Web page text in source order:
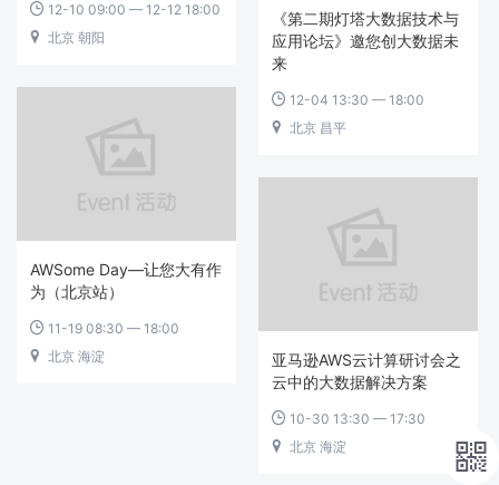
 12-10 09:00 — 12-12 18:00
 北京 朝阳
《第二期灯塔大数据技术与
应用论坛》邀您创大数据未
来
 12-04 13:30 — 18:00
 北京 昌平
AWSome Day—让您大有作
为（北京站）
 11-19 08:30 — 18:00
 北京 海淀
亚马逊AWS云计算研讨会之
云中的大数据解决方案
 10-30 13:30 — 17:30
 北京 海淀 